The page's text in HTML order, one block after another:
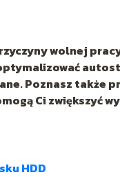
wolnej
Poznasz także
Ci zwiększyć
HDD